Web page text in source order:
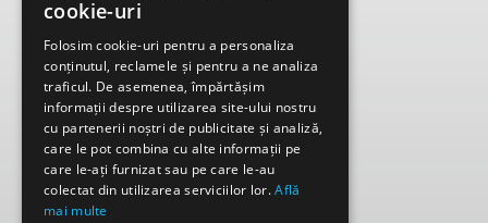
cookie-uri
Folosim cookie-uri pentru a personaliza
conținutul, reclamele și pentru a ne analiza
traficul. De asemenea, împărtășim
informații despre utilizarea site-ului nostru
cu partenerii noștri de publicitate și analiză,
care le pot combina cu alte informații pe
care le-ați furnizat sau pe care le-au
colectat din utilizarea serviciilor lor.Află
mai multe